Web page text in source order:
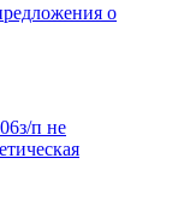
о
з/п не